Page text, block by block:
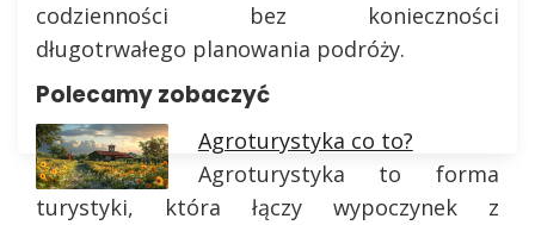
codzienności bez konieczności
długotrwałego planowania podróży.
Polecamy zobaczyć
Agroturystyka co to?
Agroturystyka to forma
turystyki, która łączy wypoczynek z